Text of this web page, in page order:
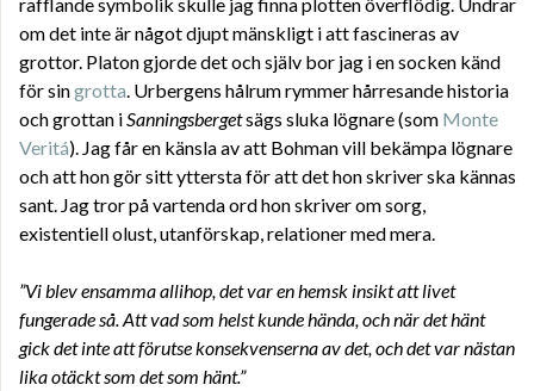
rafflande symbolik skulle jag finna plotten överflödig. Undrar
om det inte är något djupt mänskligt i att fascineras av
grottor. Platon gjorde det och själv bor jag i en socken känd
för singrotta. Urbergens hålrum rymmer hårresande historia
och grottan iSanningsbergetsägs sluka lögnare (som Monte
Veritá). Jag får en känsla av att Bohman vill bekämpa lögnare
och att hon gör sitt yttersta för att det hon skriver ska kännas
sant. Jag tror på vartenda ord hon skriver om sorg,
existentiell olust, utanförskap, relationer med mera.
”Vi blev ensamma allihop, det var en hemsk insikt att livet
fungerade så. Att vad som helst kunde hända, och när det hänt
gick det inte att förutse konsekvenserna av det, och det var nästan
lika otäckt som det som hänt.”